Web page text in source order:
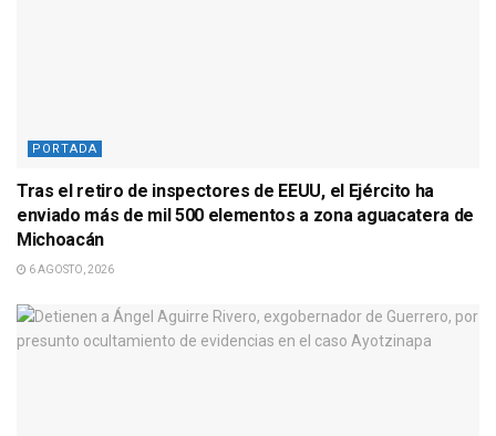
PORTADA
Tras el retiro de inspectores de EEUU, el Ejército ha
enviado más de mil 500 elementos a zona aguacatera de
Michoacán
6 AGOSTO, 2026